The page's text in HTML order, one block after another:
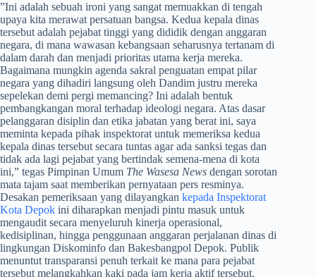
​”Ini adalah sebuah ironi yang sangat memuakkan di tengah
upaya kita merawat persatuan bangsa. Kedua kepala dinas
tersebut adalah pejabat tinggi yang dididik dengan anggaran
negara, di mana wawasan kebangsaan seharusnya tertanam di
dalam darah dan menjadi prioritas utama kerja mereka.
Bagaimana mungkin agenda sakral penguatan empat pilar
negara yang dihadiri langsung oleh Dandim justru mereka
sepelekan demi pergi memancing? Ini adalah bentuk
pembangkangan moral terhadap ideologi negara. Atas dasar
pelanggaran disiplin dan etika jabatan yang berat ini, saya
meminta kepada pihak inspektorat untuk memeriksa kedua
kepala dinas tersebut secara tuntas agar ada sanksi tegas dan
tidak ada lagi pejabat yang bertindak semena-mena di kota
ini,” tegas Pimpinan Umum The Wasesa News dengan sorotan
mata tajam saat memberikan pernyataan pers resminya.
Desakan pemeriksaan yang dilayangkan kepada Inspektorat
Kota Depok ini diharapkan menjadi pintu masuk untuk
mengaudit secara menyeluruh kinerja operasional,
kedisiplinan, hingga penggunaan anggaran perjalanan dinas di
lingkungan Diskominfo dan Bakesbangpol Depok. Publik
menuntut transparansi penuh terkait ke mana para pejabat
tersebut melangkahkan kaki pada jam kerja aktif tersebut.